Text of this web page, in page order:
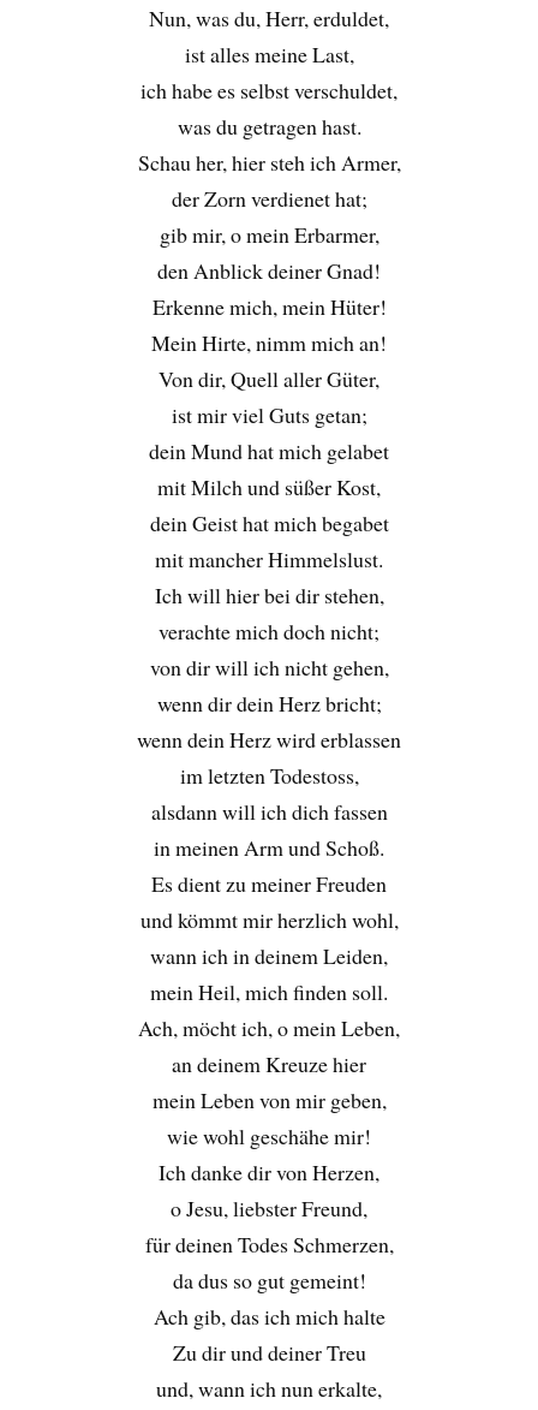
Nun, was du, Herr, erduldet,
ist alles meine Last,
ich habe es selbst verschuldet,
was du getragen hast.
Schau her, hier steh ich Armer,
der Zorn verdienet hat;
gib mir, o mein Erbarmer,
den Anblick deiner Gnad!
Erkenne mich, mein Hüter!
Mein Hirte, nimm mich an!
Von dir, Quell aller Güter,
ist mir viel Guts getan;
dein Mund hat mich gelabet
mit Milch und süßer Kost,
dein Geist hat mich begabet
mit mancher Himmelslust.
Ich will hier bei dir stehen,
verachte mich doch nicht;
von dir will ich nicht gehen,
wenn dir dein Herz bricht;
wenn dein Herz wird erblassen
im letzten Todestoss,
alsdann will ich dich fassen
in meinen Arm und Schoß.
Es dient zu meiner Freuden
und kömmt mir herzlich wohl,
wann ich in deinem Leiden,
mein Heil, mich finden soll.
Ach, möcht ich, o mein Leben,
an deinem Kreuze hier
mein Leben von mir geben,
wie wohl geschähe mir!
Ich danke dir von Herzen,
o Jesu, liebster Freund,
für deinen Todes Schmerzen,
da dus so gut gemeint!
Ach gib, das ich mich halte
Zu dir und deiner Treu
und, wann ich nun erkalte,